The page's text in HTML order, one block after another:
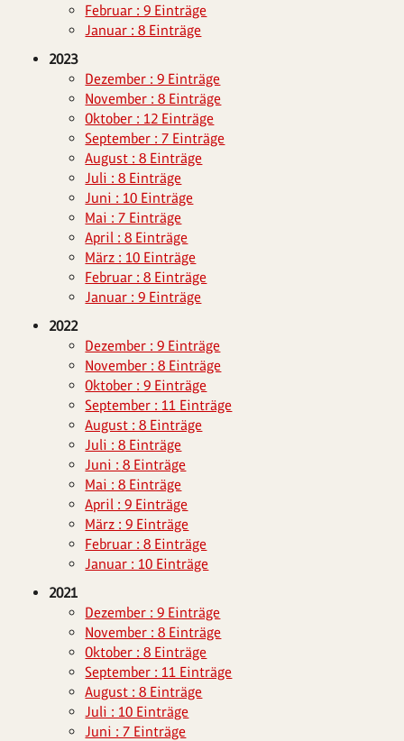
Februar : 9 Einträge
Januar : 8 Einträge
2023
Dezember : 9 Einträge
November : 8 Einträge
Oktober : 12 Einträge
September : 7 Einträge
August : 8 Einträge
Juli : 8 Einträge
Juni : 10 Einträge
Mai : 7 Einträge
April : 8 Einträge
März : 10 Einträge
Februar : 8 Einträge
Januar : 9 Einträge
2022
Dezember : 9 Einträge
November : 8 Einträge
Oktober : 9 Einträge
September : 11 Einträge
August : 8 Einträge
Juli : 8 Einträge
Juni : 8 Einträge
Mai : 8 Einträge
April : 9 Einträge
März : 9 Einträge
Februar : 8 Einträge
Januar : 10 Einträge
2021
Dezember : 9 Einträge
November : 8 Einträge
Oktober : 8 Einträge
September : 11 Einträge
August : 8 Einträge
Juli : 10 Einträge
Juni : 7 Einträge